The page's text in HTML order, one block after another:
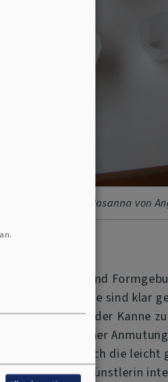
von Rosanna von
in Material und
. Die Gegenstände sind klar
am Beispiel der Kanne
ruhiger optischer
sichtbar durch die leicht
hat sich die Künstlerin